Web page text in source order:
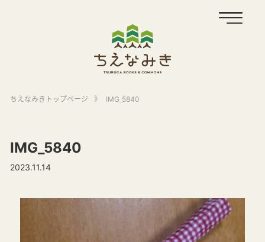
ちえなみきトップページ 》 IMG_5840
IMG_5840
2023.11.14